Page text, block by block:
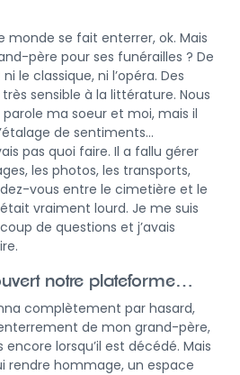
se fait enterrer, ok. Mais
père pour ses funérailles ? De
le classique, ni l’opéra. Des
sensible à la littérature. Nous
ma soeur et moi, mais il
de sentiments…
pas quoi faire. Il a fallu gérer
les photos, les transports,
vous entre le cimetière et le
vraiment lourd. Je me suis
de questions et j’avais
notre plateforme…
complètement par hasard,
de mon grand-père,
encore lorsqu’il est décédé. Mais
rendre hommage, un espace